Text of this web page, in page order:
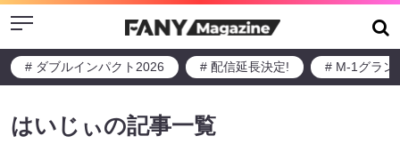
Menu
# ダブルインパクト2026 # 配信延長決定! # M-1グラン
はいじぃの記事一覧